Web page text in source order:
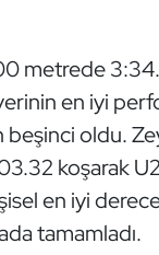
metrede
en iyi
oldu.
koşarak
en iyi
tamamladı.